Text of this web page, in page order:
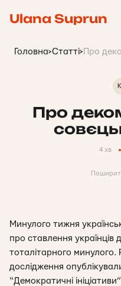
Ulana Suprun
Головна>Статті> Про
Про
4 хв
Минулого тижня
про ставлення українців
тоталітарного минулого.
дослідження
“Демократичні